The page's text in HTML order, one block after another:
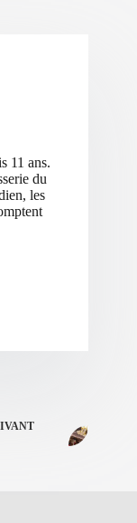
11 ans.
du
les